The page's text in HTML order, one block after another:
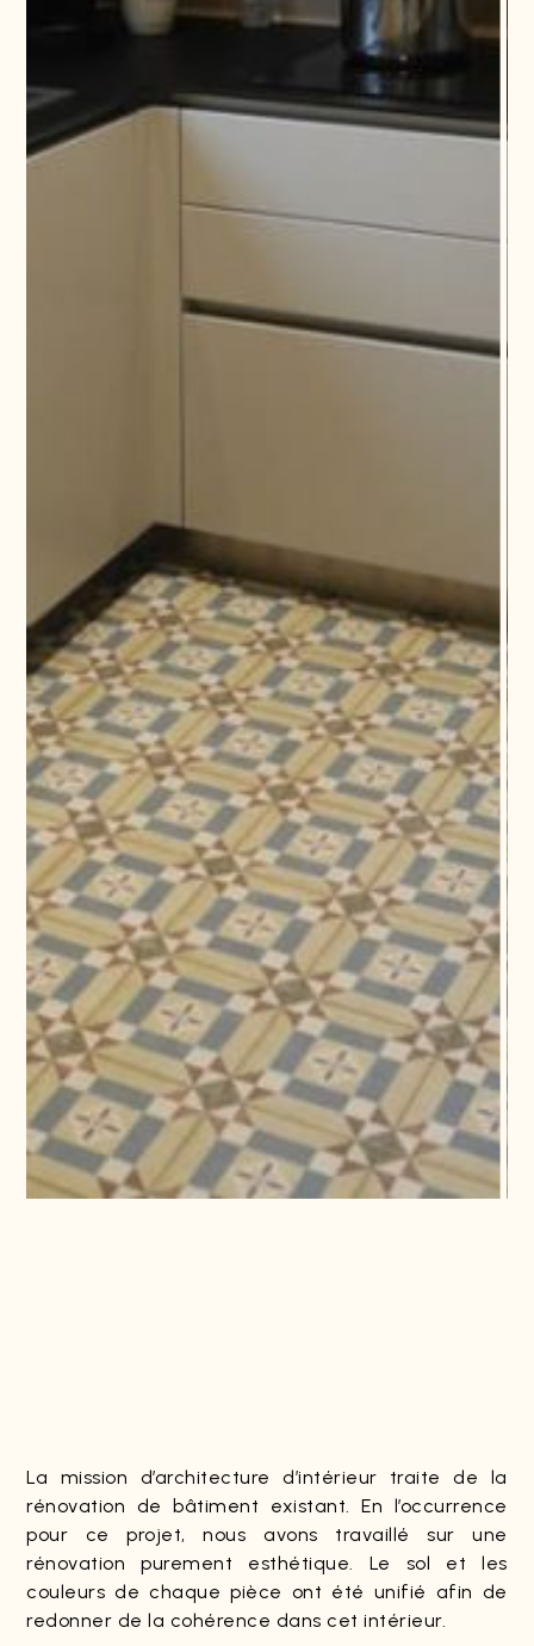
La mission d’architecture d’intérieur traite de la
rénovation de bâtiment existant. En l’occurrence
pour ce projet, nous avons travaillé sur une
rénovation purement esthétique. Le sol et les
couleurs de chaque pièce ont été unifié afin de
redonner de la cohérence dans cet intérieur.